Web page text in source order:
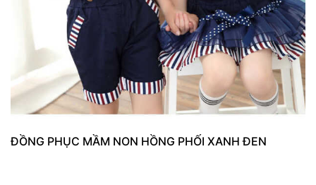
ĐỒNG PHỤC MẦM NON HỒNG PHỐI XANH ĐEN